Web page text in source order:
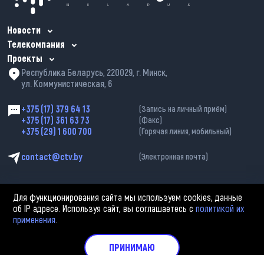
Новости
Телекомпания
Проекты
Республика Беларусь, 220029, г. Минск,
ул. Коммунистическая, 6
+375 (17) 379 64 13 (Запись на личный приём)
+375 (17) 361 63 73 (Факс)
+375 (29) 1 600 700 (Горячая линия, мобильный)
contact@ctv.by (Электронная почта)
2002—2026 © ЗАО «Столичное телевидение». При любом использовании
материалов активная гиперссылка на «belarus-news.by» обязательна.
Политика обработки персональных данных
Для функционирования сайта мы используем cookies, данные
об IP адресе. Используя сайт, вы соглашаетесь сполитикой их
применения.
ПРИНИМАЮ